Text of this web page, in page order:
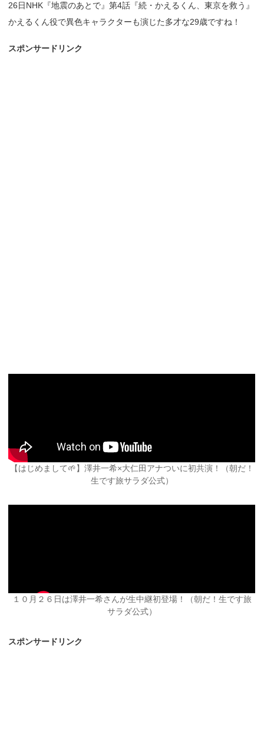
26日NHK『地震のあとで』第4話『続・かえるくん、東京を救う』
かえるくん役で異色キャラクターも演じた多才な29歳ですね！
スポンサードリンク
【はじめまして🌱】澤井一希×大仁田アナついに初共演！（朝だ！
生です旅サラダ公式）
１０月２６日は澤井一希さんが生中継初登場！（朝だ！生です旅
サラダ公式）
スポンサードリンク